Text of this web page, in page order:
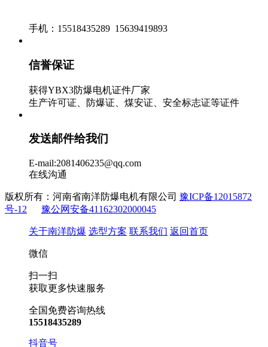
手机：15518435289 15639419893
信誉保证
获得YBX3防爆电机证件厂家
生产许可证、防爆证、煤安证、安全标志证等证件
发送邮件给我们
E-mail:2081406235@qq.com
在线沟通
版权所有：河南省南洋防爆电机有限公司 豫ICP备12015872
号-12
豫公网安备41162302000045
关于南洋防爆 选型方案 联系我们 返回首页
微信
扫一扫
获取更多快速服务
全国免费咨询热线
15518435289
抖音号